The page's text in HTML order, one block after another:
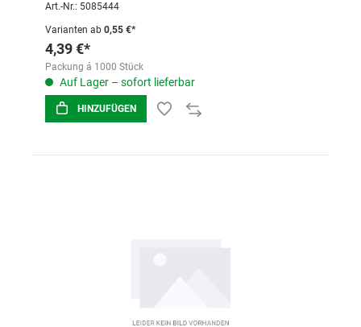
Art.-Nr.: 5085444
Varianten ab 0,55 €*
4,39 €*
Packung á 1000 Stück
Auf Lager – sofort lieferbar
HINZUFÜGEN